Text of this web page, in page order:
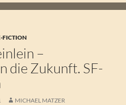
FICTION
–
die Zukunft. SF-
MICHAEL MATZER